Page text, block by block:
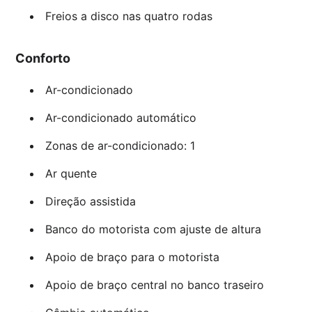
Freios a disco nas quatro rodas
Conforto
Ar-condicionado
Ar-condicionado automático
Zonas de ar-condicionado: 1
Ar quente
Direção assistida
Banco do motorista com ajuste de altura
Apoio de braço para o motorista
Apoio de braço central no banco traseiro